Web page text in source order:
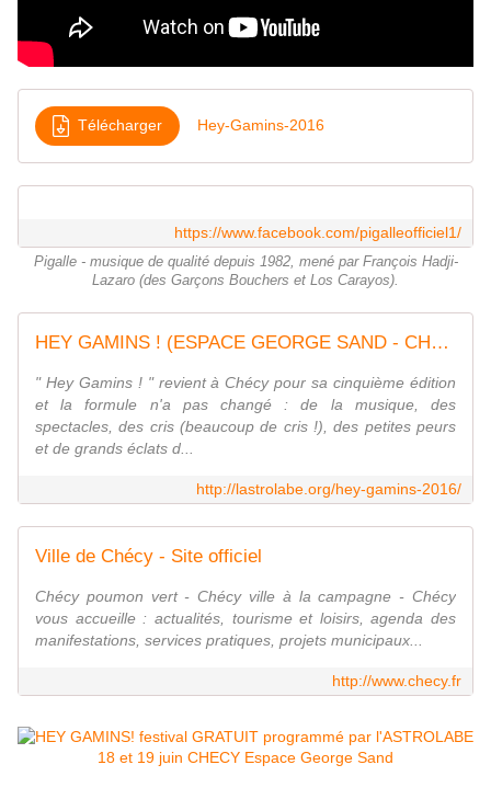
Télécharger Hey-Gamins-2016
https://www.facebook.com/pigalleofficiel1/
Pigalle - musique de qualité depuis 1982, mené par François Hadji-
Lazaro (des Garçons Bouchers et Los Carayos).
HEY GAMINS ! (ESPACE GEORGE SAND - CHÉCY) | L'ASTROLABE
" Hey Gamins ! " revient à Chécy pour sa cinquième édition
et la formule n'a pas changé : de la musique, des
spectacles, des cris (beaucoup de cris !), des petites peurs
et de grands éclats d...
http://lastrolabe.org/hey-gamins-2016/
Ville de Chécy - Site officiel
Chécy poumon vert - Chécy ville à la campagne - Chécy
vous accueille : actualités, tourisme et loisirs, agenda des
manifestations, services pratiques, projets municipaux...
http://www.checy.fr